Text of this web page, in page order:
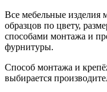
Все мебельные изделия
образцов по цвету,
способами монтажа и
фурнитуры.
Способ монтажа и
выбирается